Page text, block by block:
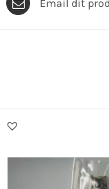
Email dit